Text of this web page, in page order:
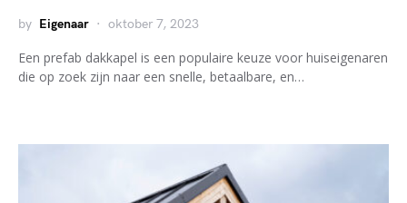
by Eigenaar oktober 7, 2023
Een prefab dakkapel is een populaire keuze voor huiseigenaren
die op zoek zijn naar een snelle, betaalbare, en…